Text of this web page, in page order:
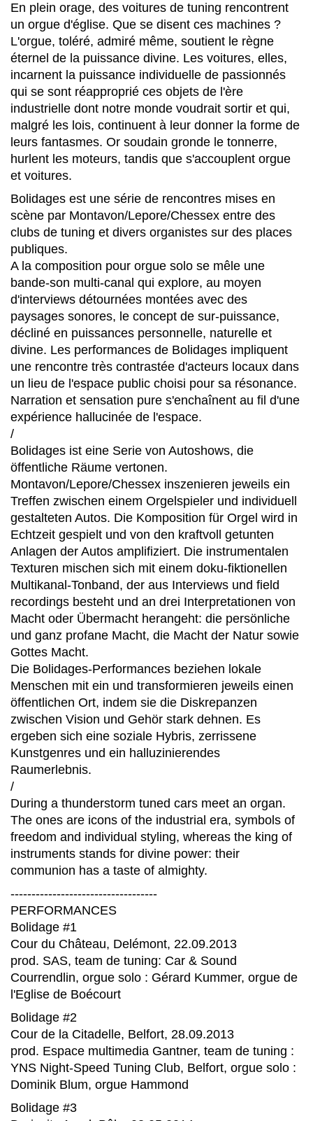
En plein orage, des voitures de tuning rencontrent
un orgue d'église. Que se disent ces machines ?
L'orgue, toléré, admiré même, soutient le règne
éternel de la puissance divine. Les voitures, elles,
incarnent la puissance individuelle de passionnés
qui se sont réapproprié ces objets de l'ère
industrielle dont notre monde voudrait sortir et qui,
malgré les lois, continuent à leur donner la forme de
leurs fantasmes. Or soudain gronde le tonnerre,
hurlent les moteurs, tandis que s'accouplent orgue
et voitures.
Bolidages est une série de rencontres mises en
scène par Montavon/Lepore/Chessex entre des
clubs de tuning et divers organistes sur des places
publiques.
A la composition pour orgue solo se mêle une
bande-son multi-canal qui explore, au moyen
d'interviews détournées montées avec des
paysages sonores, le concept de sur-puissance,
décliné en puissances personnelle, naturelle et
divine. Les performances de Bolidages impliquent
une rencontre très contrastée d'acteurs locaux dans
un lieu de l'espace public choisi pour sa résonance.
Narration et sensation pure s'enchaînent au fil d'une
expérience hallucinée de l'espace.
/
Bolidages ist eine Serie von Autoshows, die
öffentliche Räume vertonen.
Montavon/Lepore/Chessex inszenieren jeweils ein
Treffen zwischen einem Orgelspieler und individuell
gestalteten Autos. Die Komposition für Orgel wird in
Echtzeit gespielt und von den kraftvoll getunten
Anlagen der Autos amplifiziert. Die instrumentalen
Texturen mischen sich mit einem doku-fiktionellen
Multikanal-Tonband, der aus Interviews und field
recordings besteht und an drei Interpretationen von
Macht oder Übermacht herangeht: die persönliche
und ganz profane Macht, die Macht der Natur sowie
Gottes Macht.
Die Bolidages-Performances beziehen lokale
Menschen mit ein und transformieren jeweils einen
öffentlichen Ort, indem sie die Diskrepanzen
zwischen Vision und Gehör stark dehnen. Es
ergeben sich eine soziale Hybris, zerrissene
Kunstgenres und ein halluzinierendes
Raumerlebnis.
/
During a thunderstorm tuned cars meet an organ.
The ones are icons of the industrial era, symbols of
freedom and individual styling, whereas the king of
instruments stands for divine power: their
communion has a taste of almighty.
-----------------------------------
PERFORMANCES
Bolidage #1
Cour du Château, Delémont, 22.09.2013
prod. SAS, team de tuning: Car & Sound
Courrendlin, orgue solo : Gérard Kummer, orgue de
l'Eglise de Boécourt
Bolidage #2
Cour de la Citadelle, Belfort, 28.09.2013
prod. Espace multimedia Gantner, team de tuning :
YNS Night-Speed Tuning Club, Belfort, orgue solo :
Dominik Blum, orgue Hammond
Bolidage #3